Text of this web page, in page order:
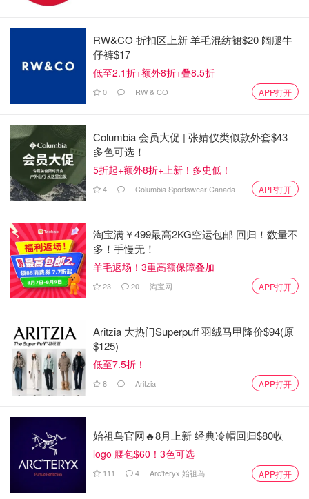
语言有优势：该考试是为从来没在中国上过学的海外华
侨子女设置的，对于土生土长的国内学生而言轻而易
几乎没竞争：相比每年的国内高考，只有很少人报名参
加该类考试，且不占用高校的普通高考招生指标，基本
没有多少竞争。
退路有保证：不够分数可以考预科，只需比正常本科多
读一年。
华侨生联考考试时间
为网上报名时间，3月11日至31日为报名确认时间。
考试时间：5月份（今年5月17日-18日）
成绩公布时间为6月中旬
采用网上报名和报名确认相结合的方式，其中港澳台考生实
行网上报名确认，华侨考生实行现场报名确认。
网上报名（包括所有考生）
统），网址：//www.eeagd.edu.cn/lzks/。
网报流程：注册——输入报考信息并上传材料——上传
照片——缴付报考费（仅限内地考区，550元人民币/
RW&CO 折扣区上新 羊毛混纺裙$20 阔腿牛
仔裤$17
低至2.1折+额外8折+叠8.5折
0 RW & CO APP打开
Columbia 会员大促 | 张婧仪类似款外套$43
多色可选！
5折起+额外8折+上新！多史低！
4 Columbia Sportswear Canada APP打开
淘宝满￥499最高2KG空运包邮 回归！数量不
多！手慢无！
羊毛返场！3重高额保障叠加
23 20 淘宝网 APP打开
Aritzia 大热门Superpuff 羽绒马甲降价$94(原
$125)
低至7.5折！
8 Aritzia APP打开
始祖鸟官网🔥8月上新 经典冷帽回归$80收
logo 腰包$60！3色可选
111 4 Arc'teryx 始祖鸟 APP打开